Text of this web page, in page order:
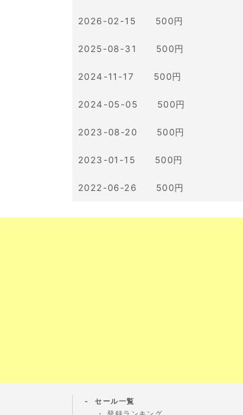
2026-02-15 500円
2025-08-31 500円
2024-11-17 500円
2024-05-05 500円
2023-08-20 500円
2023-01-15 500円
2022-06-26 500円
セール一覧